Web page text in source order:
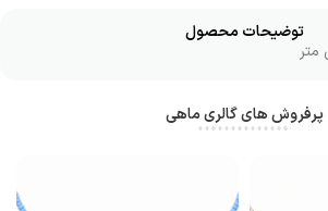
توضیحات محصول
پرفروش های گالری ماهی